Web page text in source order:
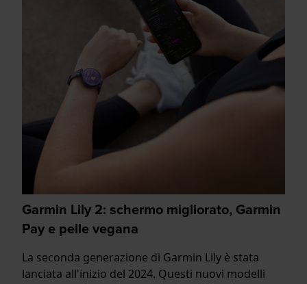
Garmin Lily 2: schermo migliorato, Garmin
Pay e pelle vegana
La seconda generazione di Garmin Lily è stata
lanciata all'inizio del 2024. Questi nuovi modelli